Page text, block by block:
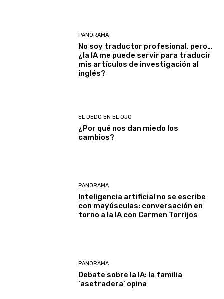
PANORAMA
No soy traductor profesional, pero…
¿la IA me puede servir para traducir
mis artículos de investigación al
inglés?
EL DEDO EN EL OJO
¿Por qué nos dan miedo los
cambios?
PANORAMA
Inteligencia artificial no se escribe
con mayúsculas: conversación en
torno a la IA con Carmen Torrijos
PANORAMA
Debate sobre la IA: la familia
‘asetradera’ opina